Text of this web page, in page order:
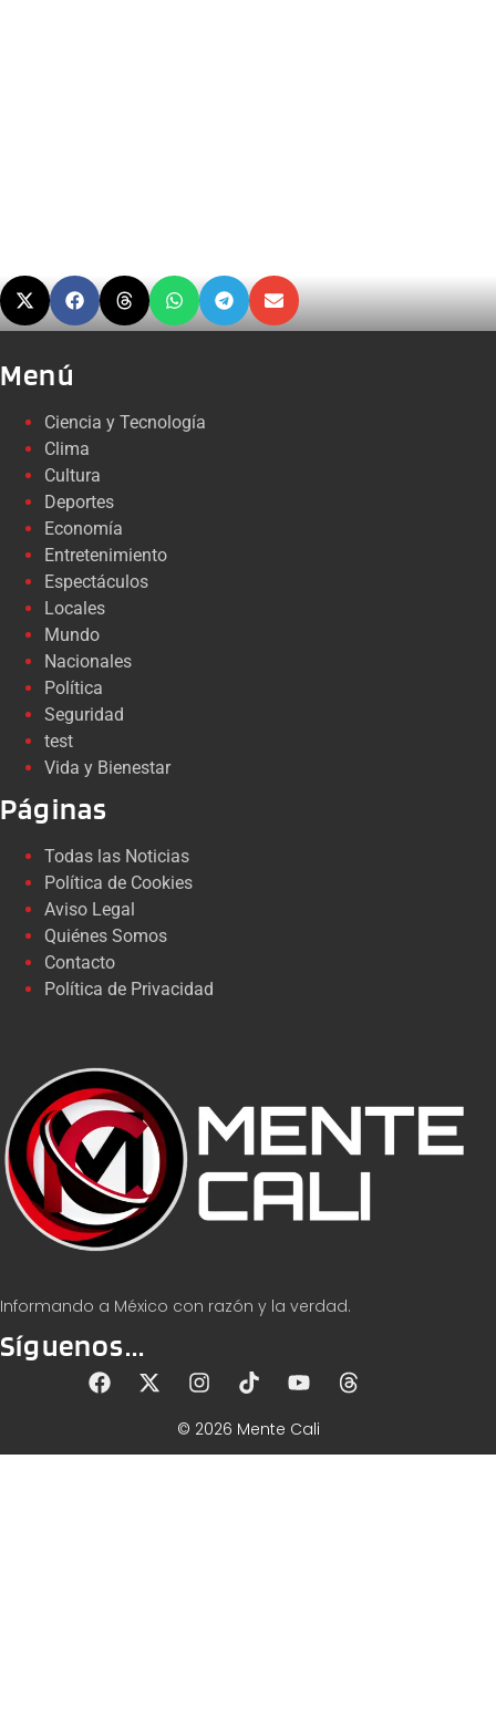
Informando a México con razón y la verdad.
Síguenos...
Menú
Ciencia y Tecnología
Clima
Cultura
Deportes
Economía
Entretenimiento
Espectáculos
Locales
Mundo
Nacionales
Política
Seguridad
test
Vida y Bienestar
Páginas
Todas las Noticias
Política de Cookies
Aviso Legal
Quiénes Somos
Contacto
Política de Privacidad
© 2026 Mente Cali